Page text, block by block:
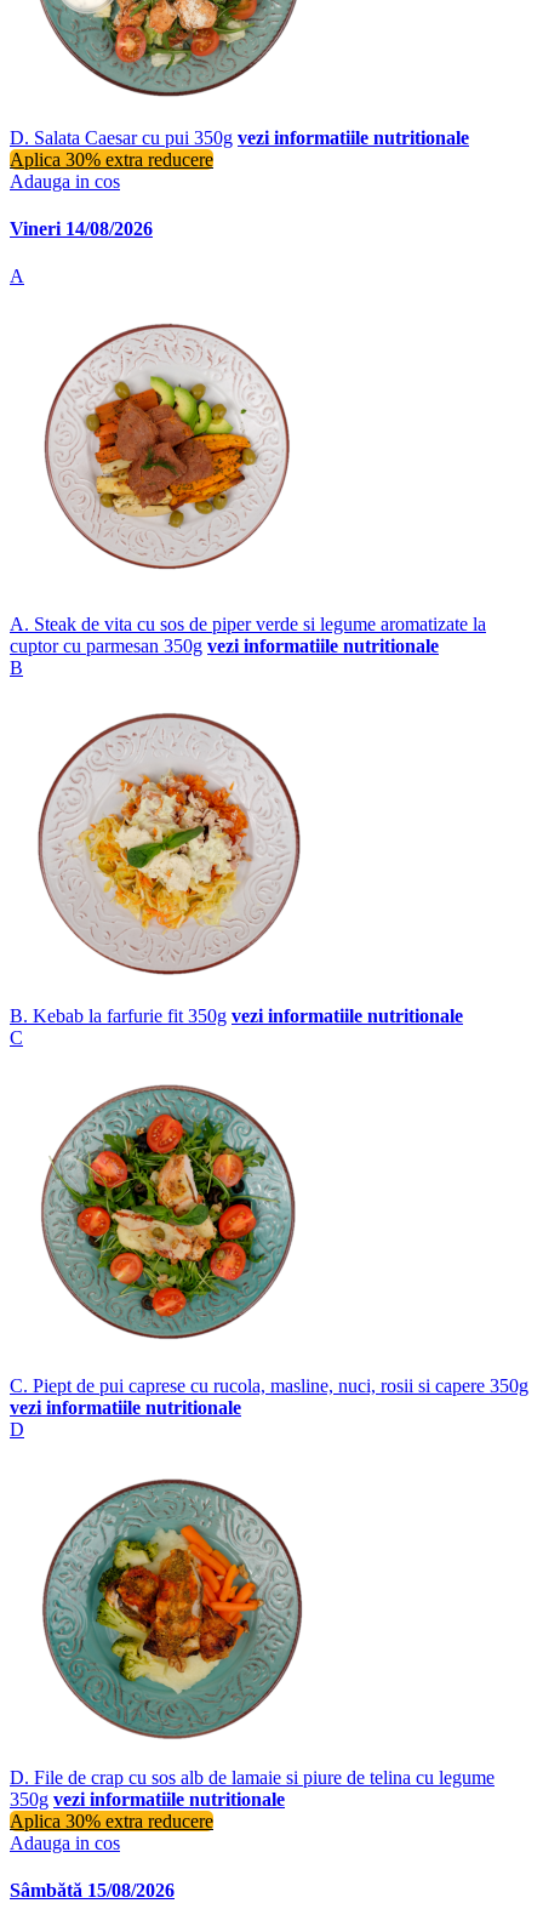
D. Salata Caesar cu pui 350g vezi informatiile nutritionale
Aplica 30% extra reducere
Adauga in cos
Vineri 14/08/2026
A
A. Steak de vita cu sos de piper verde si legume aromatizate la
cuptor cu parmesan 350g vezi informatiile nutritionale
B
B. Kebab la farfurie fit 350g vezi informatiile nutritionale
C
C. Piept de pui caprese cu rucola, masline, nuci, rosii si capere 350g
vezi informatiile nutritionale
D
D. File de crap cu sos alb de lamaie si piure de telina cu legume
350g vezi informatiile nutritionale
Aplica 30% extra reducere
Adauga in cos
Sâmbătă 15/08/2026